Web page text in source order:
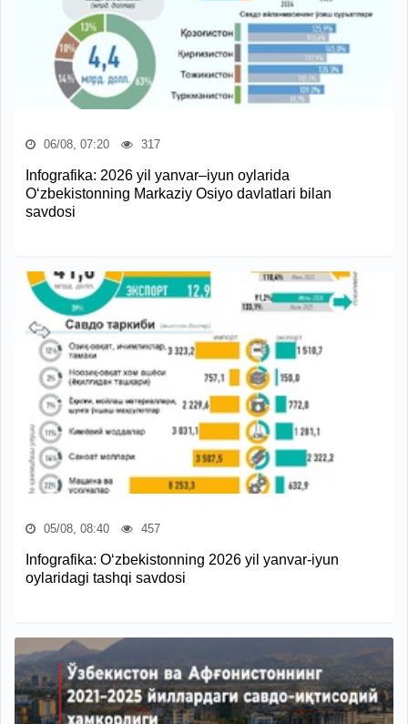
06/08, 07:20 317
Infografika: 2026 yil yanvar–iyun oylarida
O‘zbekistonning Markaziy Osiyo davlatlari bilan
savdosi
05/08, 08:40 457
Infografika: O‘zbekistonning 2026 yil yanvar-iyun
oylaridagi tashqi savdosi